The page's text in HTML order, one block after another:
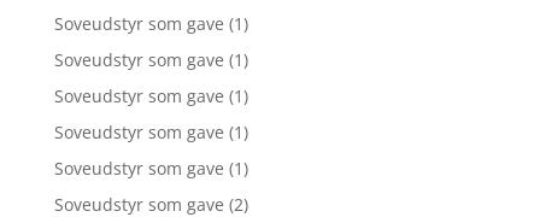
Soveudstyr som gave (1)
Soveudstyr som gave (1)
Soveudstyr som gave (1)
Soveudstyr som gave (1)
Soveudstyr som gave (1)
Soveudstyr som gave (2)